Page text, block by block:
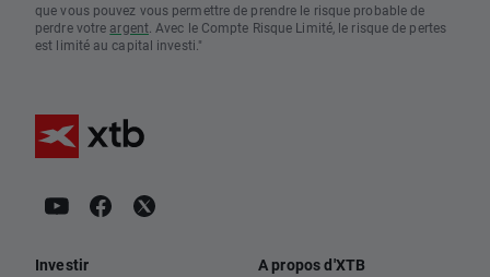
que vous pouvez vous permettre de prendre le risque probable de
perdre votre argent. Avec le Compte Risque Limité, le risque de pertes
est limité au capital investi."
Investir A propos d'XTB